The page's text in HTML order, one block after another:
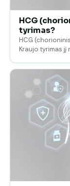
HCG
tyrimas?
HCG
Kraujo tyrimas jį